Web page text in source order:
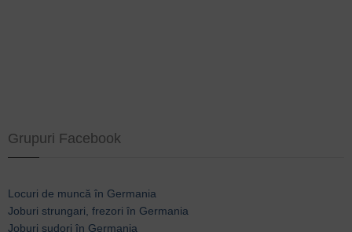
Grupuri Facebook
Locuri de muncă în Germania
Joburi strungari, frezori în Germania
Joburi sudori în Germania